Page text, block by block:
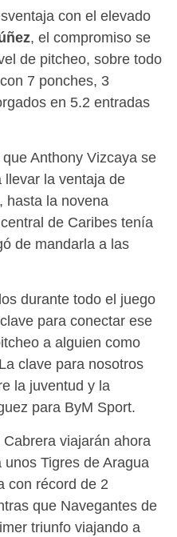
con el elevado
, el compromiso se
de pitcheo, sobre todo
7 ponches, 3
en 5.2 entradas
Anthony Vizcaya se
la ventaja de
hasta la novena
de Caribes tenía
de mandarla a las
durante todo el juego
para conectar ese
a alguien como
clave para nosotros
la juventud y la
para ByM Sport.
viajarán ahora
Tigres de Aragua
con récord de 2
que Navegantes de
triunfo viajando a